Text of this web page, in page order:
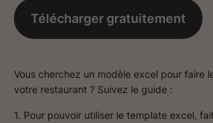
Télécharger gratuitement
Vous cherchez un modèle excel pour faire
votre restaurant ? Suivez le guide :
1. Pour pouvoir utiliser le template excel,